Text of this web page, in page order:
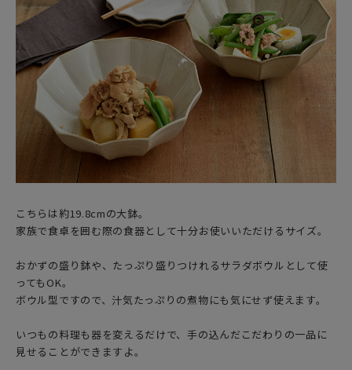
こちらは約19.8cmの大鉢。
家族で食卓を囲む際の食器として十分お使いいただけるサイズ。
おかずの盛り鉢や、たっぷり盛りつけれるサラダボウルとして使
ってもOK。
ボウル型ですので、汁気たっぷりの煮物にも気にせず使えます。
いつもの料理も器を変えるだけで、手の込んだこだわりの一品に
見せることができますよ。